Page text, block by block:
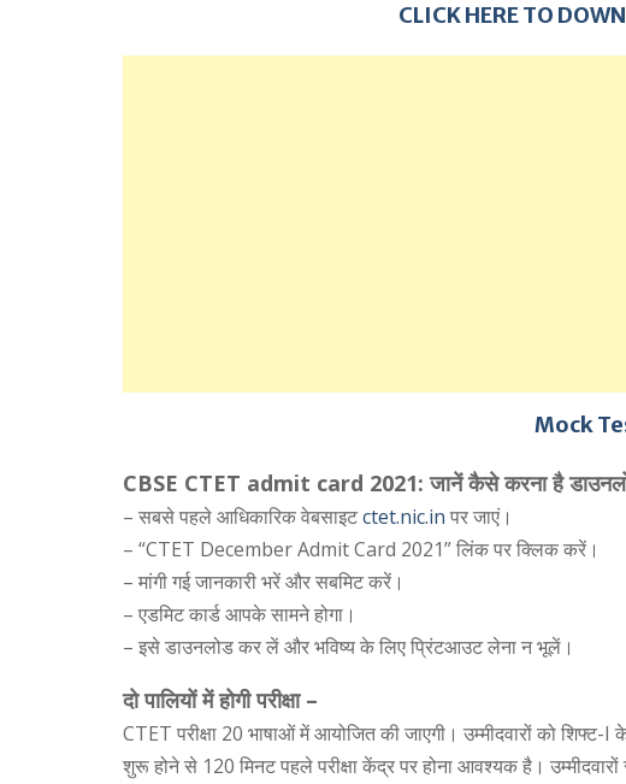
CLICK HERE TO
Mock
CBSE CTET admit card 2021: जानें कैसे करना है
– सबसे पहले आधिकारिक वेबसाइटctet.nic.in पर जाएं।
– “CTET December Admit Card 2021” लिंक पर क्लिक करें।
– मांगी गई जानकारी भरें और सबमिट करें।
– एडमिट कार्ड आपके सामने होगा।
– इसे डाउनलोड कर लें और भविष्य के लिए प्रिंटआउट लेना न भूलें।
दो पालियों में होगी परीक्षा –
CTET परीक्षा 20 भाषाओं में आयोजित की जाएगी। उम्मीदवारों को
शुरू होने से 120 मिनट पहले परीक्षा केंद्र पर होना आवश्यक है।